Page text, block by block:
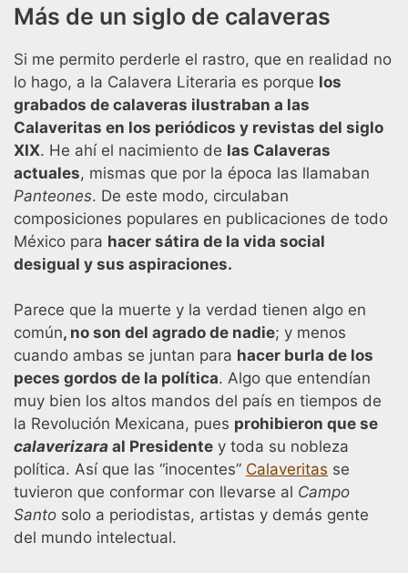
Más de un siglo de calaveras
Si me permito perderle el rastro, que en realidad no
lo hago, a la Calavera Literaria es porque los
grabados de calaveras ilustraban a las
Calaveritas en los periódicos y revistas del siglo
XIX. He ahí el nacimiento de las Calaveras
actuales, mismas que por la época las llamaban
Panteones. De este modo, circulaban
composiciones populares en publicaciones de todo
México para hacer sátira de la vida social
desigual y sus aspiraciones.
Parece que la muerte y la verdad tienen algo en
común, no son del agrado de nadie; y menos
cuando ambas se juntan para hacer burla de los
peces gordos de la política. Algo que entendían
muy bien los altos mandos del país en tiempos de
la Revolución Mexicana, pues prohibieron que se
calaverizara al Presidente y toda su nobleza
política. Así que las “inocentes” Calaveritas se
tuvieron que conformar con llevarse al Campo
Santo solo a periodistas, artistas y demás gente
del mundo intelectual.